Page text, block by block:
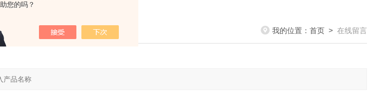
助您的吗？
我的位置： 首页 > 在线留言